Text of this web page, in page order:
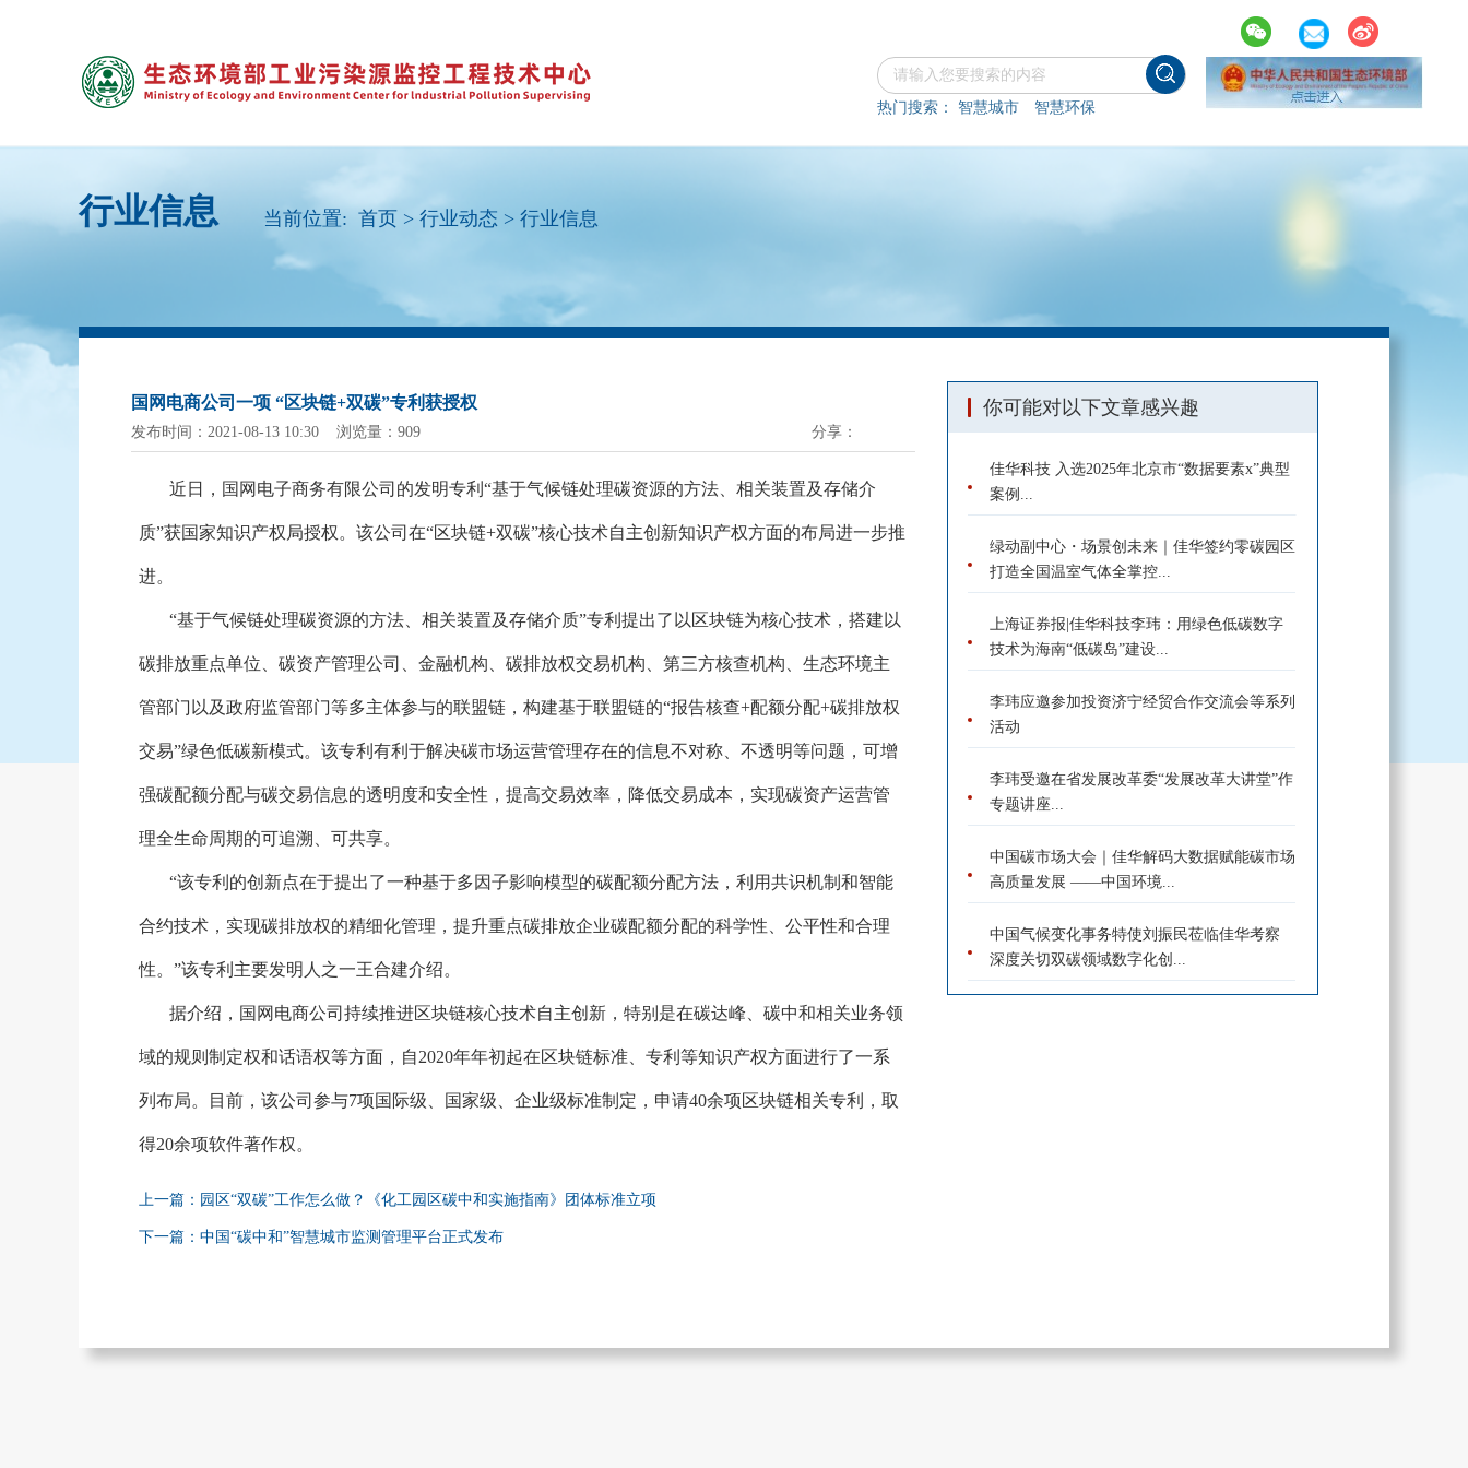
热门搜索： 智慧城市 智慧环保
行业信息 当前位置: 首页 > 行业动态 > 行业信息
国网电商公司一项 “区块链+双碳”专利获授权
发布时间：2021-08-13 10:30 浏览量：909 分享：
近日，国网电子商务有限公司的发明专利 “基于气候链处理碳资源的方法、相关装置及存储介
质”获国家知识产权局授权。该公司在“区块链+双碳”核心技术自主创新知识产权方面的布局进一步推
进。
“基于气候链处理碳资源的方法、相关装置及存储介质”专利提出了以区块链为核心技术，搭建以
碳排放重点单位、碳资产管理公司、金融机构、碳排放权交易机构、第三方核查机构、生态环境主
管部门以及政府监管部门等多主体参与的联盟链，构建基于联盟链的“报告核查+配额分配+碳排放权
交易”绿色低碳新模式。该专利有利于解决碳市场运营管理存在的信息不对称、不透明等问题，可增
强碳配额分配与碳交易信息的透明度和安全性，提高交易效率，降低交易成本，实现碳资产运营管
理全生命周期的可追溯、可共享。
“该专利的创新点在于提出了一种基于多因子影响模型的碳配额分配方法，利用共识机制和智能
合约技术，实现碳排放权的精细化管理，提升重点碳排放企业碳配额分配的科学性、公平性和合理
性。”该专利主要发明人之一王合建介绍。
据介绍，国网电商公司持续推进区块链核心技术自主创新，特别是在碳达峰、碳中和相关业务领
域的规则制定权和话语权等方面，自2020年年初起在区块链标准、专利等知识产权方面进行了一系
列布局。目前，该公司参与7项国际级、国家级、企业级标准制定，申请40余项区块链相关专利，取
得20余项软件著作权。
上一篇：园区“双碳”工作怎么做？《化工园区碳中和实施指南》团体标准立项
下一篇：中国“碳中和”智慧城市监测管理平台正式发布
你可能对以下文章感兴趣
佳华科技 入选2025年北京市“数据要素x”典型
案例...
绿动副中心・场景创未来｜佳华签约零碳园区
打造全国温室气体全掌控...
上海证券报|佳华科技李玮：用绿色低碳数字
技术为海南“低碳岛”建设...
李玮应邀参加投资济宁经贸合作交流会等系列
活动
李玮受邀在省发展改革委“发展改革大讲堂”作
专题讲座...
中国碳市场大会｜佳华解码大数据赋能碳市场
高质量发展 ——中国环境...
中国气候变化事务特使刘振民莅临佳华考察
深度关切双碳领域数字化创...